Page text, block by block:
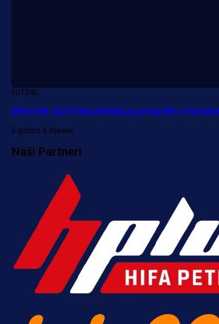
Premijer liga BiH
Bez pobjednika u Mostaru:
Sarajevo kiksalo na startu
prvenstva!
18 h 51 min
FUTSAL
MOSTAR SG STAKLOGRAD je prvak BiH u futsalu!
5 godina 3 mjesec
Naši Partneri